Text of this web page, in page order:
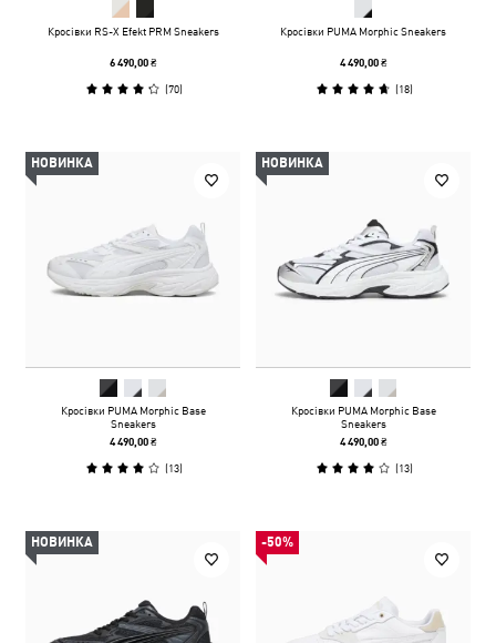
Кросівки RS-X Efekt PRM Sneakers
6 490,00 ₴
(70)
Кросівки PUMA Morphic Sneakers
4 490,00 ₴
(18)
НОВИНКА
Кросівки PUMA Morphic Base
Sneakers
4 490,00 ₴
(13)
НОВИНКА
Кросівки PUMA Morphic Base
Sneakers
4 490,00 ₴
(13)
НОВИНКА -50%